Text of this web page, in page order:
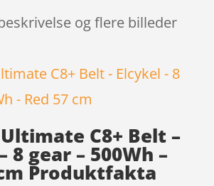
og flere billeder
C8+ Belt –
8 gear – 500Wh –
Produktfakta